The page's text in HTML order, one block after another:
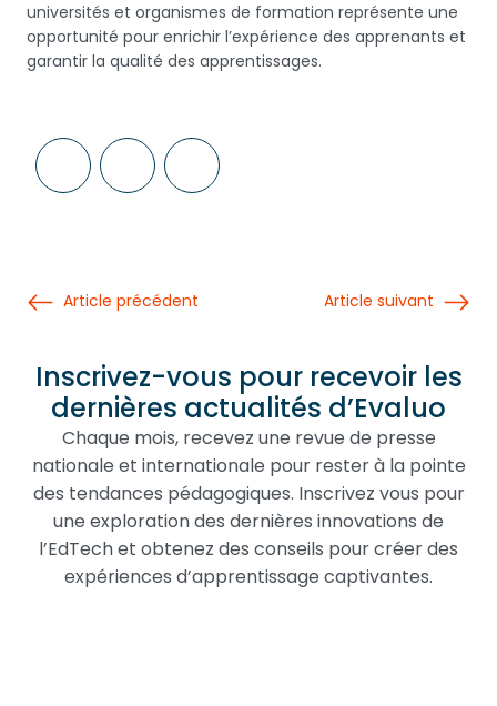
universités et organismes de formation représente une
opportunité pour enrichir l’expérience des apprenants et
garantir la qualité des apprentissages.
Article précédent Article suivant
Inscrivez-vous pour recevoir les
dernières actualités d’Evaluo
Chaque mois, recevez une revue de presse
nationale et internationale pour rester à la pointe
des tendances pédagogiques. Inscrivez vous pour
une exploration des dernières innovations de
l’EdTech et obtenez des conseils pour créer des
expériences d’apprentissage captivantes.